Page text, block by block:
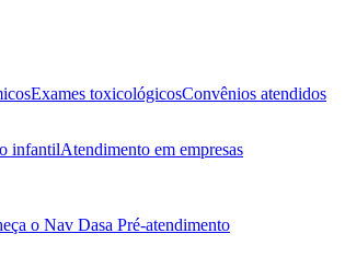
Exames toxicológicosConvênios atendidos
infantilAtendimento em empresas
o Nav Dasa Pré-atendimento